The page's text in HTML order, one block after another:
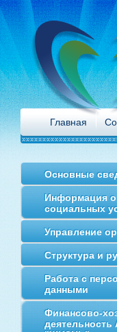
Главная
Основные
Информация
социальных
Управление
Структура и
Работа с
данными
Финансово-